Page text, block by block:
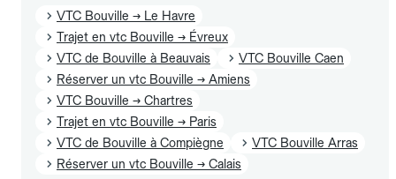
VTC Bouville → Le Havre
Trajet en vtc Bouville → Évreux
VTC de Bouville à Beauvais
VTC Bouville Caen
Réserver un vtc Bouville → Amiens
VTC Bouville → Chartres
Trajet en vtc Bouville → Paris
VTC de Bouville à Compiègne
VTC Bouville Arras
Réserver un vtc Bouville → Calais